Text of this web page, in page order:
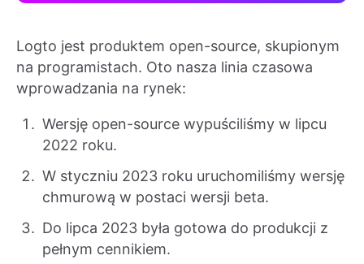
Logto jest produktem open-source, skupionym
na programistach. Oto nasza linia czasowa
wprowadzania na rynek:
Wersję open-source wypuściliśmy w lipcu
2022 roku.
W styczniu 2023 roku uruchomiliśmy wersję
chmurową w postaci wersji beta.
Do lipca 2023 była gotowa do produkcji z
pełnym cennikiem.